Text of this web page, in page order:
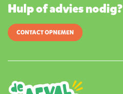
Hulp of advies nodig?
CONTACT OPNEMEN